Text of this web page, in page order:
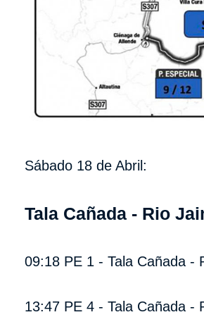
Sábado 18 de Abril:
Tala Cañada - Rio
09:18 PE 1 - Tala Cañada -
13:47 PE 4 - Tala Cañada -